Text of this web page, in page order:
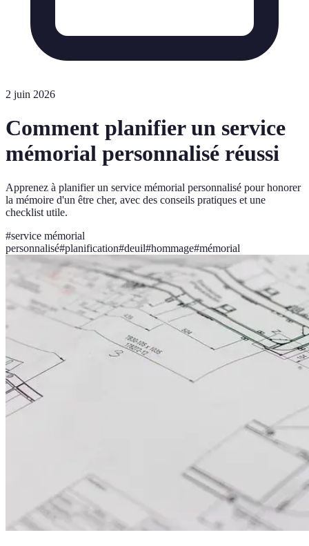
2 juin 2026
Comment planifier un service
mémorial personnalisé réussi
Apprenez à planifier un service mémorial personnalisé pour honorer
la mémoire d'un être cher, avec des conseils pratiques et une
checklist utile.
#service mémorial
personnalisé#planification#deuil#hommage#mémorial